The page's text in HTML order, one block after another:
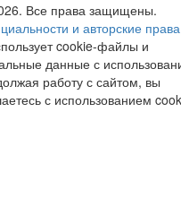
Все права защищены.
и авторские права
cookie-файлы и
данные с
работу с сайтом, вы
с использованием